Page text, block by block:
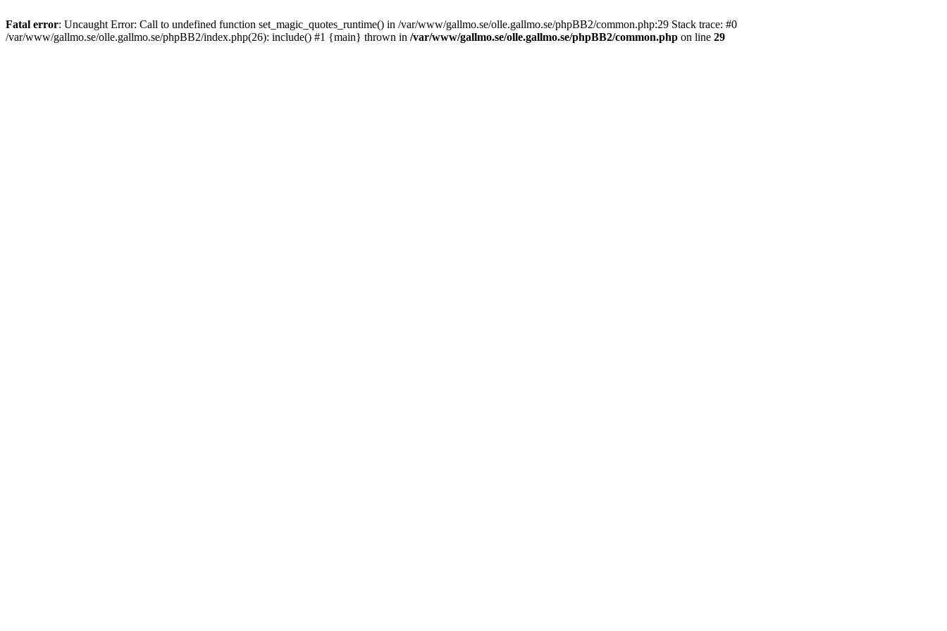
Fatal error: Uncaught Error: Call to undefined function set_magic_quotes_runtime() in /var/www/gallmo.se/olle.gallmo.se/phpBB2/common.php:29 Stack trace: #0
/var/www/gallmo.se/olle.gallmo.se/phpBB2/index.php(26): include() #1 {main} thrown in /var/www/gallmo.se/olle.gallmo.se/phpBB2/common.php on line 29